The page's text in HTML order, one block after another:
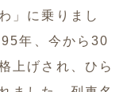
」に乗りまし
年、今から30
上げされ、ひら